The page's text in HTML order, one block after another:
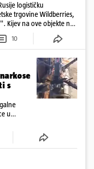
logističku
trgovine Wildberries,
Kijev na ove objekte ne
već tvrdi da ih ruske
za skladištenje i
koja se koristi u
odgovor na ruska
infrastrukture te
prenesu dublje na ruski
10
s
u
protiv